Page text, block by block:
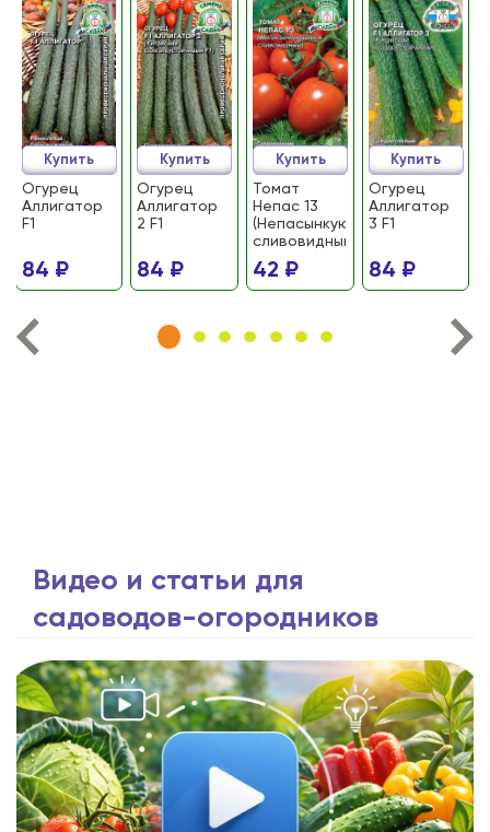
Огурец
Аллигатор
F1
84 ₽
Купить
Огурец
Аллигатор
2 F1
84 ₽
Купить
Томат
Непас 13
(Непасынкующийся
сливовидный)
42 ₽
Купить
Огурец
Аллигатор
3 F1
84 ₽
Купить
Видео и статьи для
садоводов-огородников